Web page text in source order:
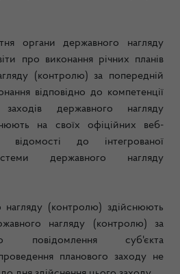
органи державного нагляду
про виконання річних планів
(контролю) за попередній
відповідно до компетенції
державного нагляду
на своїх офіційних веб-
до інтегрованої
державного нагляду
(контролю) здійснюють
нагляду (контролю) за
повідомлення суб'єкта
планового заходу не